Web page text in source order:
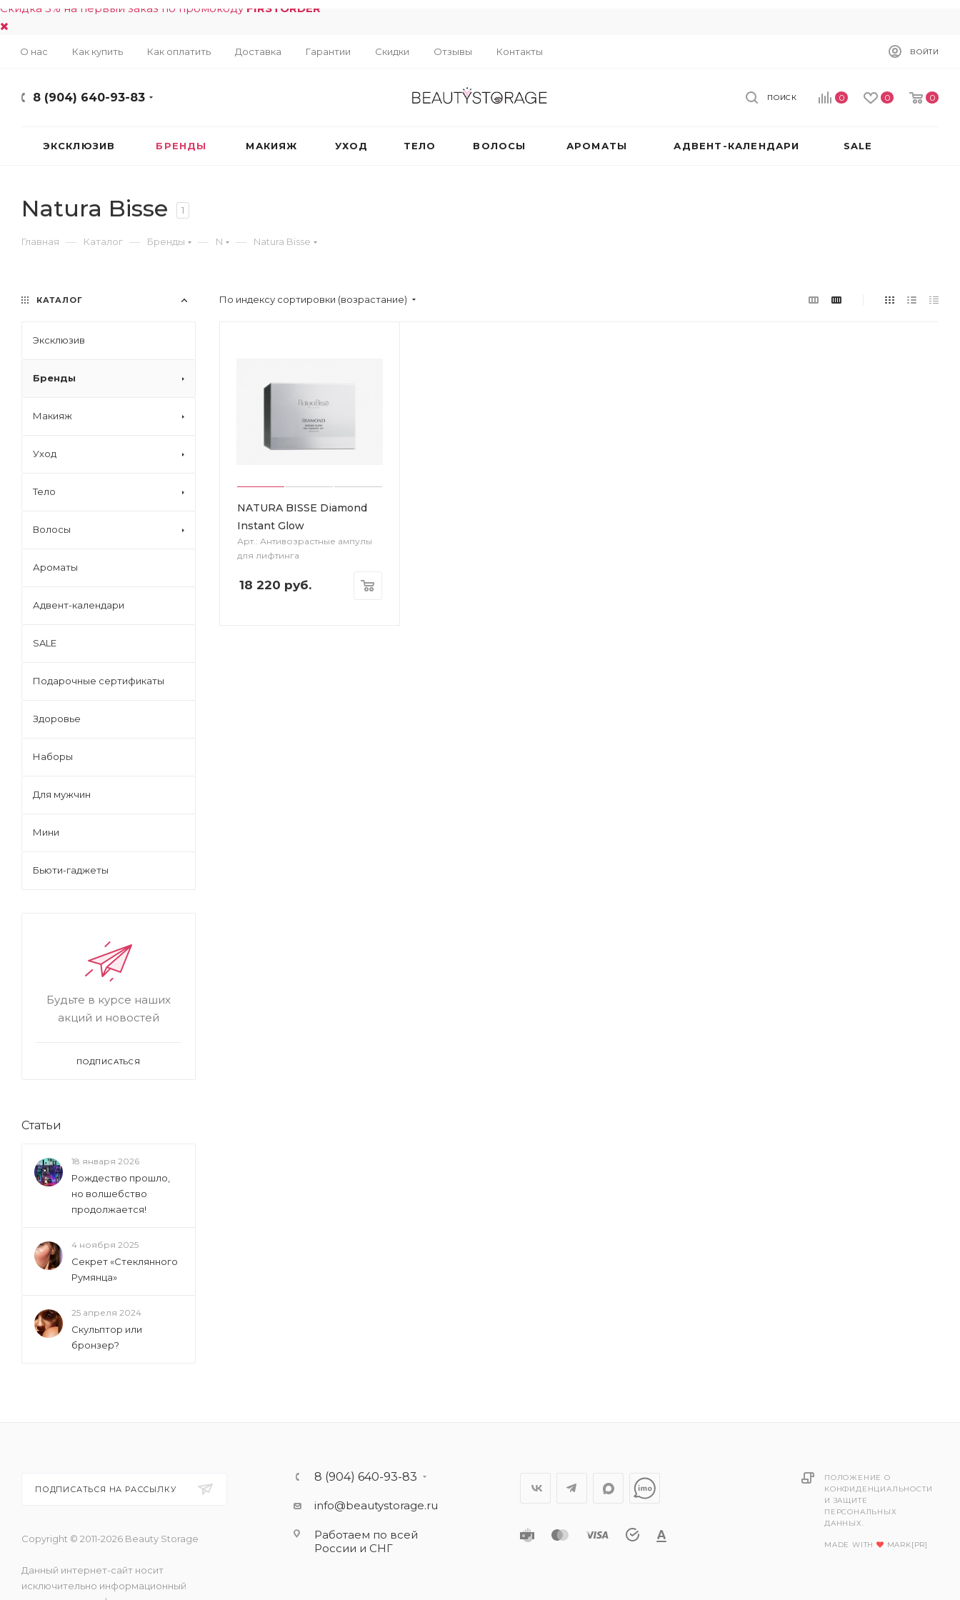
Скидка 5% на первый заказ по промокоду FIRSTORDER
О нас Как купить Как оплатить Доставка Гарантии Скидки Отзывы Контакты ВОЙТИ
8 (904) 640-93-83 0 0 0
ПОИСК
ЭКСКЛЮЗИВ БРЕНДЫ МАКИЯЖ УХОД ТЕЛО ВОЛОСЫ АРОМАТЫ АДВЕНТ-КАЛЕНДАРИ SALE
Natura Bisse 1
Главная — Каталог — Бренды — N — Natura Bisse
По индексу сортировки (возрастание)
NATURA BISSE Diamond
Instant Glow
Арт.: Антивозрастные ампулы
для лифтинга
18 220 руб.
КАТАЛОГ
Эксклюзив
Бренды
Макияж
Уход
Тело
Волосы
Ароматы
Адвент-календари
SALE
Подарочные сертификаты
Здоровье
Наборы
Для мужчин
Мини
Бьюти-гаджеты
Будьте в курсе наших
акций и новостей
ПОДПИСАТЬСЯ
Статьи
18 января 2026
Рождество прошло,
но волшебство
продолжается!
4 ноября 2025
Секрет «Стеклянного
Румянца»
25 апреля 2024
Скульптор или
бронзер?
ПОДПИСАТЬСЯ НА РАССЫЛКУ
Copyright © 2011-2026 Beauty Storage
Данный интернет-сайт носит
исключительно информационный
8 (904) 640-93-83
info@beautystorage.ru
Работаем по всей
России и СНГ
ПОЛОЖЕНИЕ О
КОНФИДЕНЦИАЛЬНОСТИ
И ЗАЩИТЕ
ПЕРСОНАЛЬНЫХ
ДАННЫХ.
MADE WITH MARK[PR]